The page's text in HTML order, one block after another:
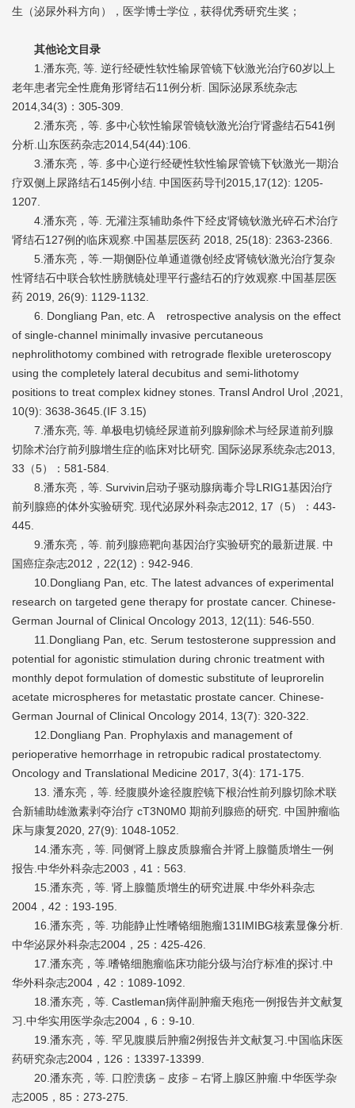
生（泌尿外科方向），医学博士学位，获得优秀研究生奖；
其他论文目录
1.潘东亮, 等. 逆行经硬性软性输尿管镜下钬激光治疗60岁以上
老年患者完全性鹿角形肾结石11例分析. 国际泌尿系统杂志
2014,34(3)：305-309.
2.潘东亮，等. 多中心软性输尿管镜钬激光治疗肾盏结石541例
分析.山东医药杂志2014,54(44):106.
3.潘东亮，等. 多中心逆行经硬性软性输尿管镜下钬激光一期治
疗双侧上尿路结石145例小结. 中国医药导刊2015,17(12): 1205-
1207.
4.潘东亮，等. 无灌注泵辅助条件下经皮肾镜钬激光碎石术治疗
肾结石127例的临床观察.中国基层医药 2018, 25(18): 2363-2366.
5.潘东亮，等.一期侧卧位单通道微创经皮肾镜钬激光治疗复杂
性肾结石中联合软性膀胱镜处理平行盏结石的疗效观察.中国基层医
药 2019, 26(9): 1129-1132.
6. Dongliang Pan, etc. A retrospective analysis on the effect
of single-channel minimally invasive percutaneous
nephrolithotomy combined with retrograde flexible ureteroscopy
using the completely lateral decubitus and semi-lithotomy
positions to treat complex kidney stones. Transl Androl Urol ,2021,
10(9): 3638-3645.(IF 3.15)
7.潘东亮, 等. 单极电切镜经尿道前列腺剜除术与经尿道前列腺
切除术治疗前列腺增生症的临床对比研究. 国际泌尿系统杂志2013,
33（5）：581-584.
8.潘东亮，等. Survivin启动子驱动腺病毒介导LRIG1基因治疗
前列腺癌的体外实验研究. 现代泌尿外科杂志2012, 17（5）：443-
445.
9.潘东亮，等. 前列腺癌靶向基因治疗实验研究的最新进展. 中
国癌症杂志2012，22(12)：942-946.
10.Dongliang Pan, etc. The latest advances of experimental
research on targeted gene therapy for prostate cancer. Chinese-
German Journal of Clinical Oncology 2013, 12(11): 546-550.
11.Dongliang Pan, etc. Serum testosterone suppression and
potential for agonistic stimulation during chronic treatment with
monthly depot formulation of domestic substitute of leuprorelin
acetate microspheres for metastatic prostate cancer. Chinese-
German Journal of Clinical Oncology 2014, 13(7): 320-322.
12.Dongliang Pan. Prophylaxis and management of
perioperative hemorrhage in retropubic radical prostatectomy.
Oncology and Translational Medicine 2017, 3(4): 171-175.
13. 潘东亮，等. 经腹膜外途径腹腔镜下根治性前列腺切除术联
合新辅助雄激素剥夺治疗 cT3N0M0 期前列腺癌的研究. 中国肿瘤临
床与康复2020, 27(9): 1048-1052.
14.潘东亮，等. 同侧肾上腺皮质腺瘤合并肾上腺髓质增生一例
报告.中华外科杂志2003，41：563.
15.潘东亮，等. 肾上腺髓质增生的研究进展.中华外科杂志
2004，42：193-195.
16.潘东亮，等. 功能静止性嗜铬细胞瘤131IMIBG核素显像分析.
中华泌尿外科杂志2004，25：425-426.
17.潘东亮，等.嗜铬细胞瘤临床功能分级与治疗标准的探讨.中
华外科杂志2004，42：1089-1092.
18.潘东亮，等. Castleman病伴副肿瘤天疱疮一例报告并文献复
习.中华实用医学杂志2004，6：9-10.
19.潘东亮，等. 罕见腹膜后肿瘤2例报告并文献复习.中国临床医
药研究杂志2004，126：13397-13399.
20.潘东亮，等. 口腔溃疡－皮疹－右肾上腺区肿瘤.中华医学杂
志2005，85：273-275.